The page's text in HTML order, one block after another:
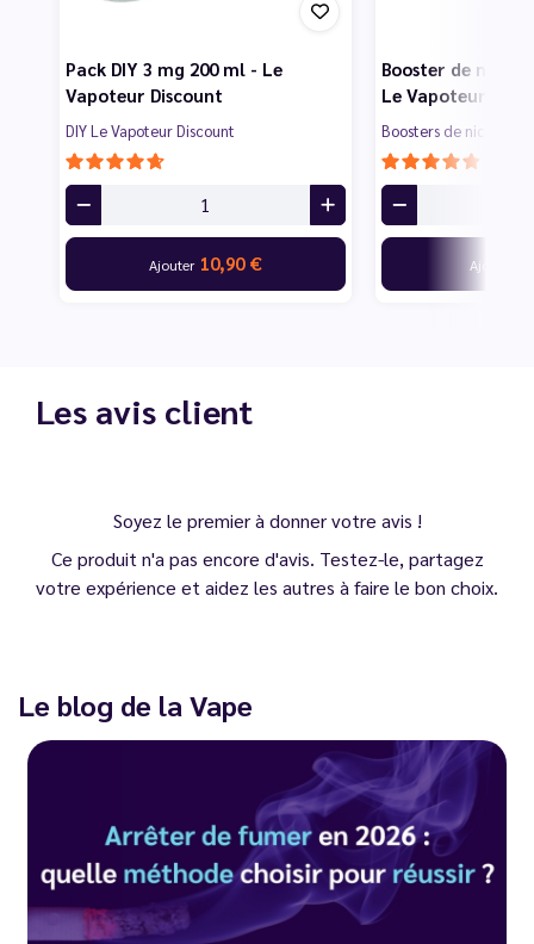
Pack DIY 3 mg 200 ml - Le
Vapoteur Discount
DIY Le Vapoteur Discount
Ajouter 10,90 €
Booster de
Le Vapoteur
Boosters de nicotine
Ajouter
Les avis client
Soyez le premier à donner votre avis !
Ce produit n'a pas encore d'avis. Testez-le, partagez
votre expérience et aidez les autres à faire le bon choix.
Le blog de la Vape